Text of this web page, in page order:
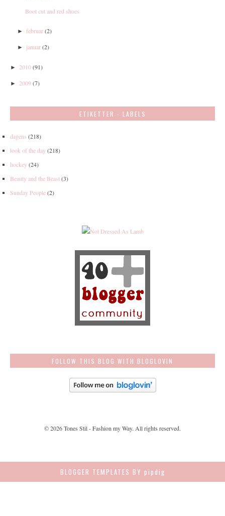
Boot cut and red shoes
► februar (2)
► januar (2)
► 2010(91)
► 2009(7)
ETIKETTER - LABELS
dagens (218)
look of the day(218)
hockey(24)
Beauty and the Beast(3)
Sunday People(2)
FOLLOW THIS BLOG WITH BLOGLOVIN
©2026Tones Stil - Fashion my Way. All rights reserved.
BLOGGER TEMPLATES BY pipdig